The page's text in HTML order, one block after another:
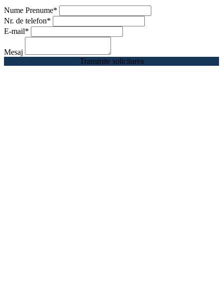
Nume Prenume*
Nr. de telefon*
E-mail*
Mesaj
Transmite solicitarea